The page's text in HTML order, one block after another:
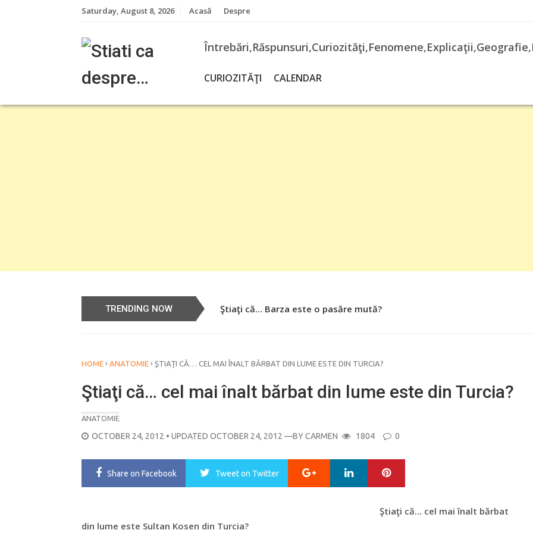
Saturday, August 8, 2026 Acasă Despre
CURIOZITĂŢI CALENDAR
TRENDING NOW Ştiaţi că… Barza este o pasăre mută?
Știați că… Roşiile îsi păstrează substanţele benefice organismului
HOME › ANATOMIE › ŞTIAŢI CĂ… CEL MAI ÎNALT BĂRBAT DIN LUME ESTE DIN TURCIA?
Ştiaţi că… cel mai înalt bărbat din lume este din Turcia?
ANATOMIE
POSTED
OCTOBER 24, 2012 • UPDATED OCTOBER 24, 2012 —BYCARMEN 1804 0
Share on Facebook Tweeton Twitter Google+ LinkedIn
Ştiaţi că… cel mai înalt bărbat
din lume este Sultan Kosen din Turcia?